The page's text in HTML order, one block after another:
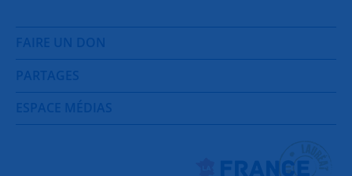
FAIRE UN DON
PARTAGES
ESPACE MÉDIAS